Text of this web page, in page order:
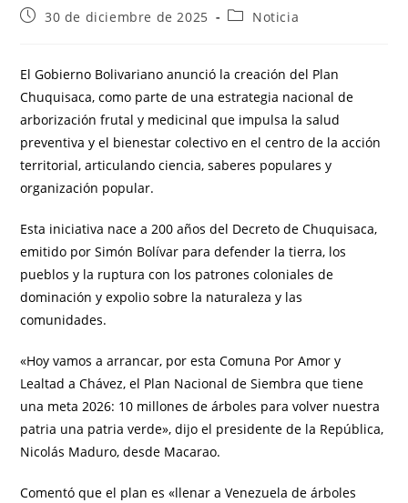
30 de diciembre de 2025 Noticia
El Gobierno Bolivariano anunció la creación del Plan
Chuquisaca, como parte de una estrategia nacional de
arborización frutal y medicinal que impulsa la salud
preventiva y el bienestar colectivo en el centro de la acción
territorial, articulando ciencia, saberes populares y
organización popular.
Esta iniciativa nace a 200 años del Decreto de Chuquisaca,
emitido por Simón Bolívar para defender la tierra, los
pueblos y la ruptura con los patrones coloniales de
dominación y expolio sobre la naturaleza y las
comunidades.
«Hoy vamos a arrancar, por esta Comuna Por Amor y
Lealtad a Chávez, el Plan Nacional de Siembra que tiene
una meta 2026: 10 millones de árboles para volver nuestra
patria una patria verde», dijo el presidente de la República,
Nicolás Maduro, desde Macarao.
Comentó que el plan es «llenar a Venezuela de árboles